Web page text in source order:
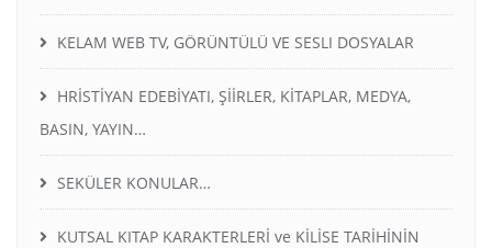
KELAM WEB TV, GÖRÜNTÜLÜ VE SESLI DOSYALAR
HRİSTİYAN EDEBİYATI, ŞİİRLER, KİTAPLAR, MEDYA,
BASIN, YAYIN…
SEKÜLER KONULAR…
KUTSAL KITAP KARAKTERLERİ ve KİLİSE TARİHİNİN